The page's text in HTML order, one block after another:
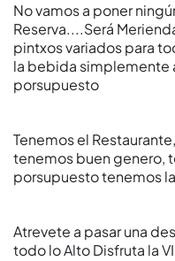
No vamos a poner
Reserva....Será
pintxos variados para
la bebida simplemente
porsupuesto
Tenemos el
tenemos buen genero,
porsupuesto tenemos
Atrevete a pasar una
todo lo Alto Disfruta la